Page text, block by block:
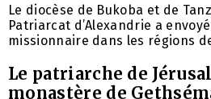
Le diocèse de Bukoba et de
Patriarcat d’Alexandrie a
missionnaire dans les régions
Le patriarche de
monastère de